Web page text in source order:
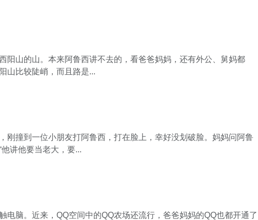
阳山的山。本来阿鲁西讲不去的，看爸爸妈妈，还有外公、舅妈都
山比较陡峭，而且路是...
刚撞到一位小朋友打阿鲁西，打在脸上，幸好没划破脸。妈妈问阿鲁
讲他要当老大，要...
电脑。近来，QQ空间中的QQ农场还流行，爸爸妈妈的QQ也都开通了